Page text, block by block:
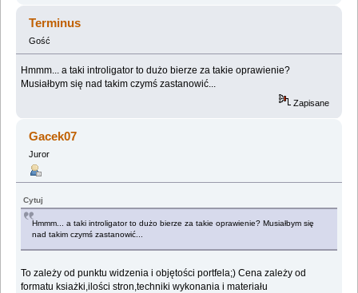
Terminus
Gość
Hmmm... a taki introligator to dużo bierze za takie oprawienie?
Musiałbym się nad takim czymś zastanowić...
Zapisane
Gacek07
Juror
Cytuj
Hmmm... a taki introligator to dużo bierze za takie oprawienie? Musiałbym się
nad takim czymś zastanowić...
To zależy od punktu widzenia i objętości portfela;) Cena zależy od
formatu ksiażki,ilości stron,techniki wykonania i materiału